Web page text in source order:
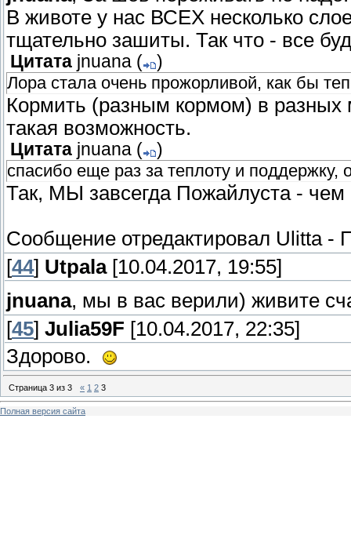
В животе у нас ВСЕХ несколько
тщательно зашиты. Так что - все
Цитата jnuana (
)
Лора стала очень прожорливой, как бы
Кормить (разным кормом) в
такая возможность.
Цитата jnuana (
)
спасибо еще раз за теплоту и поддержку,
Так, МЫ завсегда Пожайлуста -
Сообщение отредактировал Ulitta-
[44] Utpala[10.04.2017, 19:55]
jnuana, мы в вас верили) живите
[45] Julia59F [10.04.2017, 22:35]
Здорово.
Страница 3 из 3 « 1 2 3
Полная версия сайта